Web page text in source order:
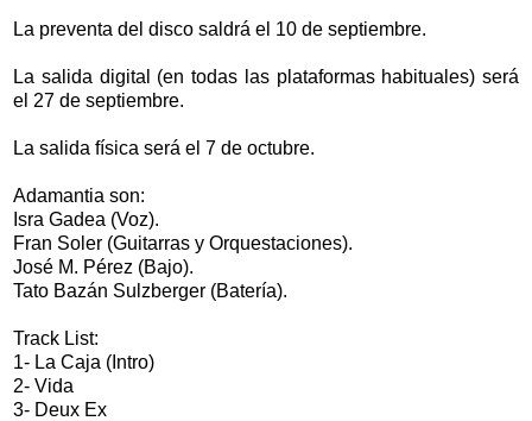
La preventa del disco saldrá el 10 de septiembre.
La salida digital (en todas las plataformas habituales) será
el 27 de septiembre.
La salida física será el 7 de octubre.
Adamantia son:
Isra Gadea (Voz).
Fran Soler (Guitarras y Orquestaciones).
José M. Pérez (Bajo).
Tato Bazán Sulzberger (Batería).
Track List:
1- La Caja (Intro)
2- Vida
3- Deux Ex